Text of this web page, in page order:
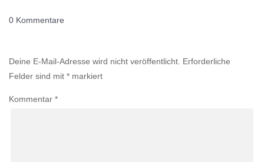
0 Kommentare
Deine E-Mail-Adresse wird nicht veröffentlicht. Erforderliche
Felder sind mit * markiert
Kommentar *